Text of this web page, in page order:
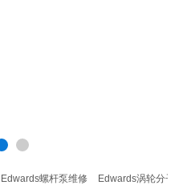
Edwards螺杆泵维修 Edwards涡轮分子